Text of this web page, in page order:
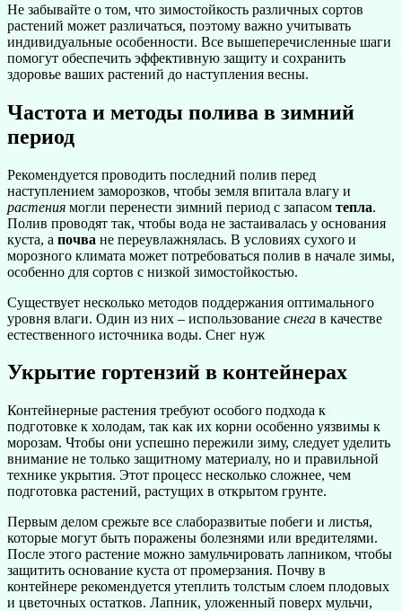
Не забывайте о том, что зимостойкость различных сортов
растений может различаться, поэтому важно учитывать
индивидуальные особенности. Все вышеперечисленные шаги
помогут обеспечить эффективную защиту и сохранить
здоровье ваших растений до наступления весны.
Частота и методы полива в зимний
период
Рекомендуется проводить последний полив перед
наступлением заморозков, чтобы земля впитала влагу и
растения могли перенести зимний период с запасом тепла.
Полив проводят так, чтобы вода не застаивалась у основания
куста, а почва не переувлажнялась. В условиях сухого и
морозного климата может потребоваться полив в начале зимы,
особенно для сортов с низкой зимостойкостью.
Существует несколько методов поддержания оптимального
уровня влаги. Один из них – использование снега в качестве
естественного источника воды. Снег нуж
Укрытие гортензий в контейнерах
Контейнерные растения требуют особого подхода к
подготовке к холодам, так как их корни особенно уязвимы к
морозам. Чтобы они успешно пережили зиму, следует уделить
внимание не только защитному материалу, но и правильной
технике укрытия. Этот процесс несколько сложнее, чем
подготовка растений, растущих в открытом грунте.
Первым делом срежьте все слаборазвитые побеги и листья,
которые могут быть поражены болезнями или вредителями.
После этого растение можно замульчировать лапником, чтобы
защитить основание куста от промерзания. Почву в
контейнере рекомендуется утеплить толстым слоем плодовых
и цветочных остатков. Лапник, уложенный поверх мульчи,